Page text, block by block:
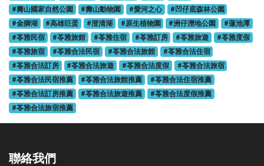
#壽山國家自然公園
#壽山動物園 #愛河之心
#凹仔底森林公園
#金獅湖
#高雄巨蛋 #澄清湖 #原生植物園 #洲仔溼地公園
#蓮池潭
#苓雅民宿
#苓雅旅館 #苓雅住宿 #苓雅訂房 #苓雅旅遊
#苓雅度假
#苓雅旅宿
#苓雅合法民宿 #苓雅合法旅館
#苓雅合法住宿
#苓雅合法訂房
#苓雅合法旅遊 #苓雅合法度假
#苓雅合法旅宿
#苓雅合法民宿推薦
#苓雅合法旅館推薦
#苓雅合法住宿推薦
#苓雅合法訂房推薦
#苓雅合法旅遊推薦
#苓雅合法度假推薦
#苓雅合法旅宿推薦
聯絡我們